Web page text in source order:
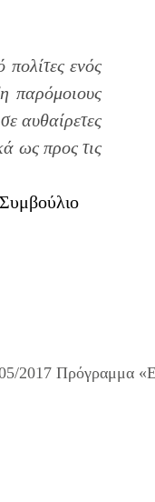
ενός
παρόμοιους
αυθαίρετες
ως προς τις